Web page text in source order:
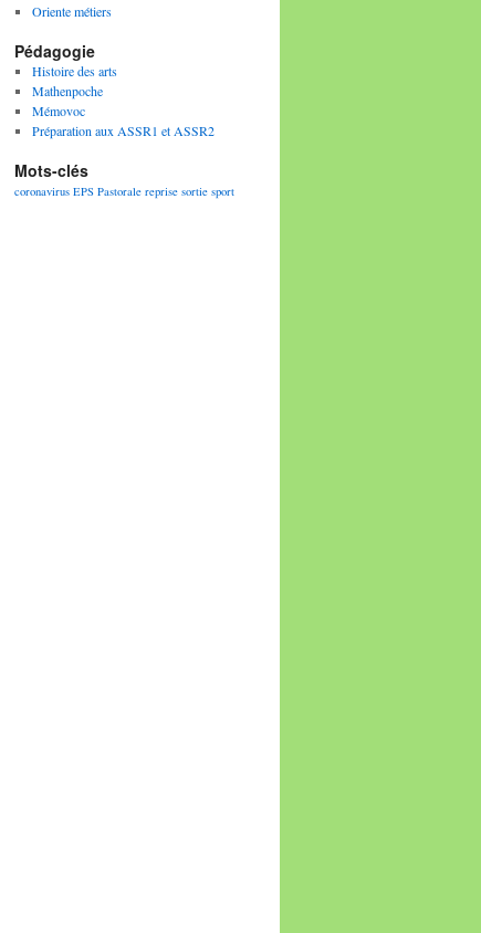
Oriente métiers
Pédagogie
Histoire des arts
Mathenpoche
Mémovoc
Préparation aux ASSR1 et ASSR2
Mots-clés
coronavirus EPS Pastorale reprise sortie sport